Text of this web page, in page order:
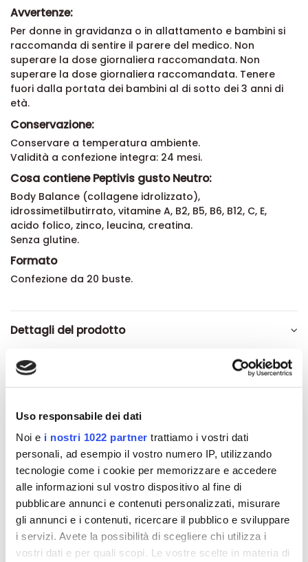
Uso responsabile dei dati
Noi e i nostri 1022 partner trattiamo i vostri dati
personali, ad esempio il vostro numero IP, utilizzando
tecnologie come i cookie per memorizzare e accedere
alle informazioni sul vostro dispositivo al fine di
pubblicare annunci e contenuti personalizzati, misurare
gli annunci e i contenuti, ricercare il pubblico e sviluppare
i servizi. Avete la possibilità di scegliere chi utilizza i
vostri dati e per quali scopi. Le vostre scelte in materia di
Avvertenze:
Per donne in gravidanza o in allattamento e bambini si
raccomanda di sentire il parere del medico. Non
superare la dose giornaliera raccomandata. Non
superare la dose giornaliera raccomandata. Tenere
fuori dalla portata dei bambini al di sotto dei 3 anni di
età.
Conservazione:
Conservare a temperatura ambiente.
Validità a confezione integra: 24 mesi.
Cosa contiene Peptivis gusto Neutro:
Body Balance (collagene idrolizzato),
idrossimetilbutirrato, vitamine A, B2, B5, B6, B12, C, E,
acido folico, zinco, leucina, creatina.
Senza glutine.
Formato
Confezione da 20 buste.
Dettagli del prodotto
Recensioni
Altri prodotti che potrebbero
interessarti
-42% -42%